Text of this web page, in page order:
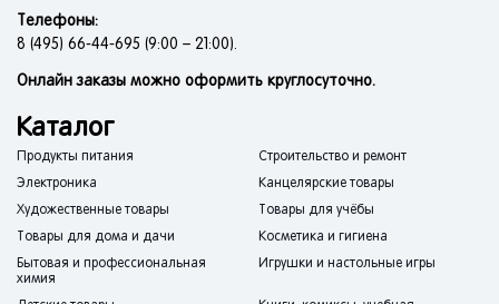
Телефоны:
8 (495) 66-44-695 (9:00 – 21:00).
Онлайн заказы можно оформить круглосуточно.
Каталог
Продукты питания
Строительство и ремонт
Электроника
Канцелярские товары
Художественные товары
Товары для учёбы
Товары для дома и дачи
Косметика и гигиена
Бытовая и профессиональная
химия
Игрушки и настольные игры